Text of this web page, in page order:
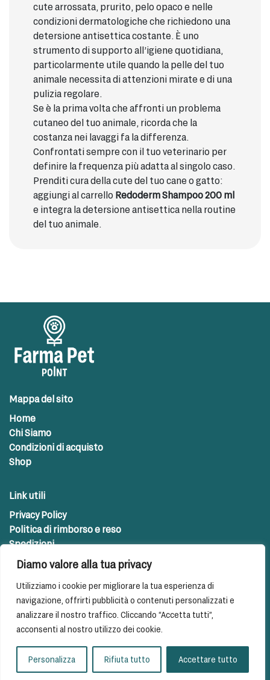
Diamo valore alla tua privacy
Utilizziamo i cookie per migliorare la tua esperienza di
navigazione, offrirti pubblicità o contenuti personalizzati e
analizzare il nostro traffico. Cliccando “Accetta tutti”,
acconsenti al nostro utilizzo dei cookie.
Personalizza Rifiuta tutto Accettare tutto
cute arrossata, prurito, pelo opaco e nelle
condizioni dermatologiche che richiedono una
detersione antisettica costante. È uno
strumento di supporto all’igiene quotidiana,
particolarmente utile quando la pelle del tuo
animale necessita di attenzioni mirate e di una
pulizia regolare.
Se è la prima volta che affronti un problema
cutaneo del tuo animale, ricorda che la
costanza nei lavaggi fa la differenza.
Confrontati sempre con il tuo veterinario per
definire la frequenza più adatta al singolo caso.
Prenditi cura della cute del tuo cane o gatto:
aggiungi al carrello Redoderm Shampoo 200 ml
e integra la detersione antisettica nella routine
del tuo animale.
Mappa del sito
Home
Chi Siamo
Condizioni di acquisto
Shop
Link utili
Privacy Policy
Politica di rimborso e reso
Spedizioni
info@farmapetpoint.com
Farma Pet Point ©2023 - All rights reserved - P.IVA 09318791002
Designed and created by